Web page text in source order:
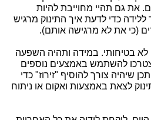
את גם תהיי מחוייבת להיות
כדי לדעת איך התינוק מרגיש
(כי את לא מרגישה אותם).
בטיחותי. במידה ותהיה השפעה
להשתמש באמצעים נוספים
שיהיה צורך להוסיף "זירוז" כדי
לצאת באמצעות ואקום או ניתוח